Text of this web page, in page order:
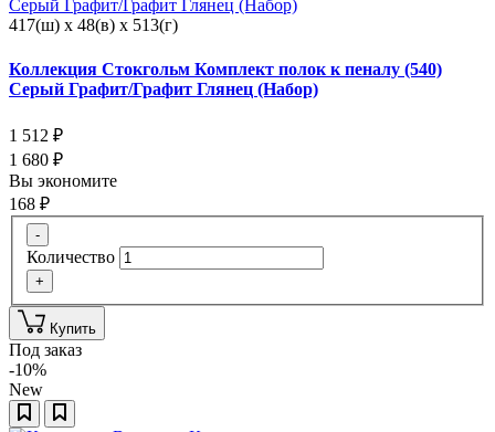
417(ш) x 48(в) x 513(г)
Коллекция Стокгольм Комплект полок к пеналу (540)
Серый Графит/Графит Глянец (Набор)
1 512 ₽
1 680 ₽
Вы экономите
168 ₽
-
Количество
+
Купить
Под заказ
-10%
New